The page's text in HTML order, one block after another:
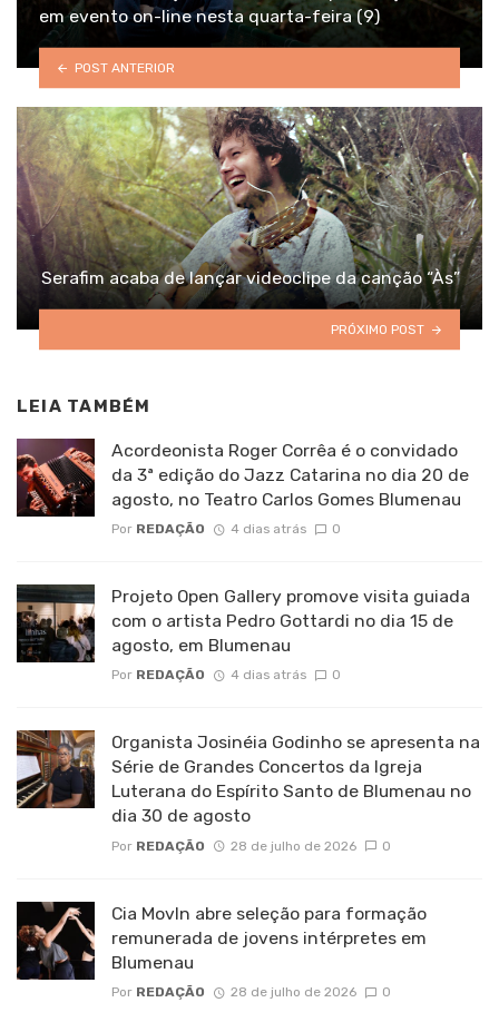
em evento on-line nesta quarta-feira (9)
POST ANTERIOR
Serafim acaba de lançar videoclipe da canção “Às”
PRÓXIMO POST
LEIA TAMBÉM
Acordeonista Roger Corrêa é o convidado
da 3ª edição do Jazz Catarina no dia 20 de
agosto, no Teatro Carlos Gomes Blumenau
Por REDAÇÃO 4 dias atrás 0
Projeto Open Gallery promove visita guiada
com o artista Pedro Gottardi no dia 15 de
agosto, em Blumenau
Por REDAÇÃO 4 dias atrás 0
Organista Josinéia Godinho se apresenta na
Série de Grandes Concertos da Igreja
Luterana do Espírito Santo de Blumenau no
dia 30 de agosto
Por REDAÇÃO 28 de julho de 2026 0
Cia MovIn abre seleção para formação
remunerada de jovens intérpretes em
Blumenau
Por REDAÇÃO 28 de julho de 2026 0